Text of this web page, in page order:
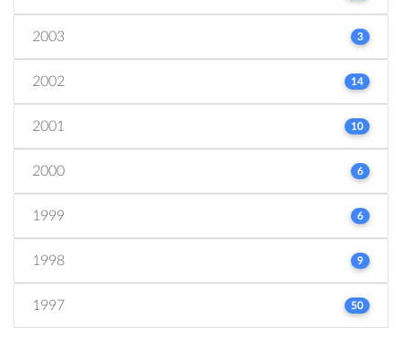
2003 3
2002 14
2001 10
2000 6
1999 6
1998 9
1997 50